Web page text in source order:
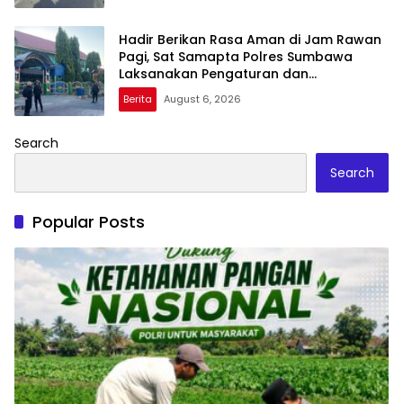
Hadir Berikan Rasa Aman di Jam Rawan
Pagi, Sat Samapta Polres Sumbawa
Laksanakan Pengaturan dan
Penyeberangan Pelajar
Berita August 6, 2026
Search
Search
Popular Posts